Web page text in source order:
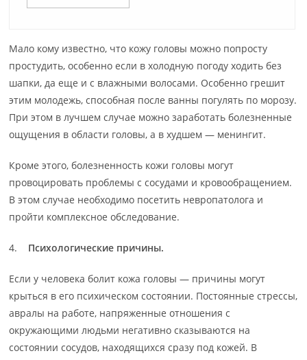
Мало кому известно, что кожу головы можно попросту
простудить, особенно если в холодную погоду ходить без
шапки, да еще и с влажными волосами. Особенно грешит
этим молодежь, способная после ванны погулять по морозу.
При этом в лучшем случае можно заработать болезненные
ощущения в области головы, а в худшем — менингит.
Кроме этого, болезненность кожи головы могут
провоцировать проблемы с сосудами и кровообращением.
В этом случае необходимо посетить невропатолога и
пройти комплексное обследование.
4. Психологические причины.
Если у человека болит кожа головы — причины могут
крыться в его психическом состоянии. Постоянные стрессы,
авралы на работе, напряженные отношения с
окружающими людьми негативно сказываются на
состоянии сосудов, находящихся сразу под кожей. В